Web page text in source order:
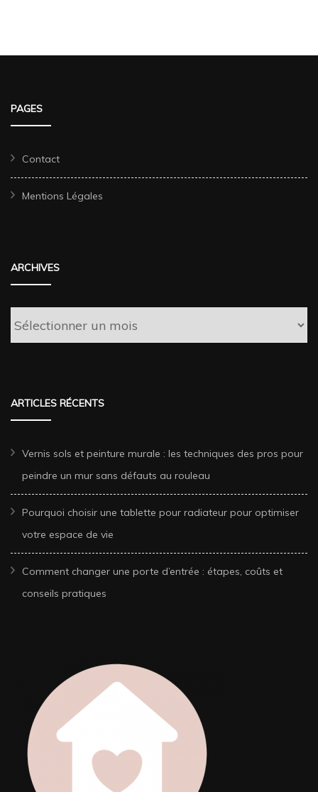
PAGES
Contact
Mentions Légales
ARCHIVES
Archives
ARTICLES RÉCENTS
Vernis sols et peinture murale : les techniques des pros pour
peindre un mur sans défauts au rouleau
Pourquoi choisir une tablette pour radiateur pour optimiser
votre espace de vie
Comment changer une porte d’entrée : étapes, coûts et
conseils pratiques